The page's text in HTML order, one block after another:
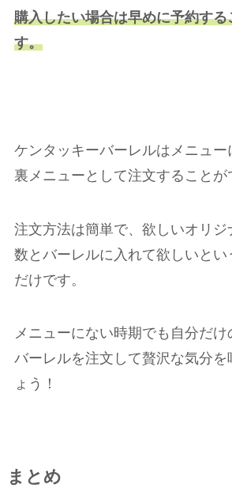
購入したい場合は早めに予約する
す。
ケンタッキーバーレルはメニュー
裏メニューとして注文することが
注文方法は簡単で、欲しいオリジ
数とバーレルに入れて欲しいとい
だけです。
メニューにない時期でも自分だ
バーレルを注文して贅沢な気分を
ょう！
まとめ